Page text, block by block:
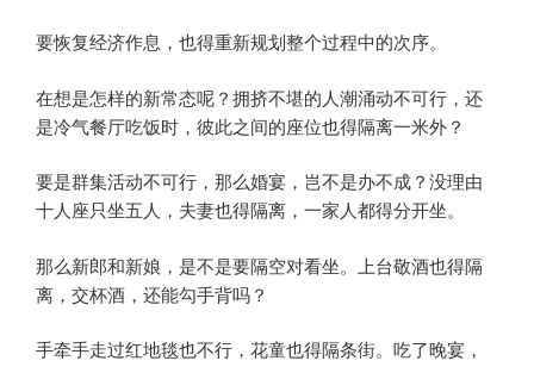
要恢复经济作息，也得重新规划整个过程中的次序。
在想是怎样的新常态呢？拥挤不堪的人潮涌动不可行，还
是冷气餐厅吃饭时，彼此之间的座位也得隔离一米外？
要是群集活动不可行，那么婚宴，岂不是办不成？没理由
十人座只坐五人，夫妻也得隔离，一家人都得分开坐。
那么新郎和新娘，是不是要隔空对看坐。上台敬酒也得隔
离，交杯酒，还能勾手背吗？
手牵手走过红地毯也不行，花童也得隔条街。吃了晚宴，